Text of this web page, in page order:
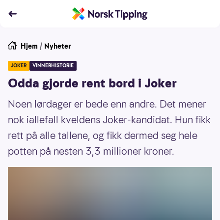
Hjem / Nyheter
JOKER VINNERHISTORIE
Odda gjorde rent bord i Joker
Noen lørdager er bede enn andre. Det mener
nok iallefall kveldens Joker-kandidat. Hun fikk
rett på alle tallene, og fikk dermed seg hele
potten på nesten 3,3 millioner kroner.